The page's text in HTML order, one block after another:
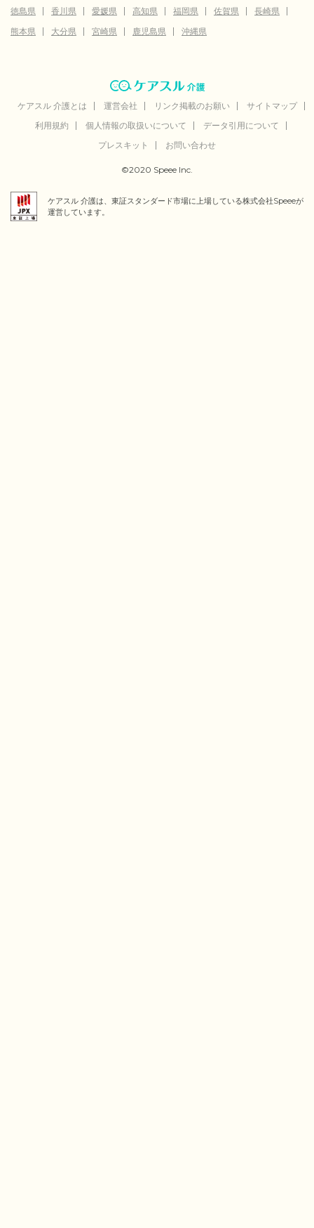
徳島県
香川県 愛媛県 高知県 福岡県 佐賀県
長崎県
熊本県
大分県 宮崎県 鹿児島県 沖縄県
ケアスル 介護とは 運営会社 リンク掲載のお願い
サイトマップ
利用規約
個人情報の取扱いについて
データ引用について
プレスキット
お問い合わせ
©2020 Speee Inc.
ケアスル 介護は、東証スタンダード市場に上場している株式会社Speeeが
運営しています。